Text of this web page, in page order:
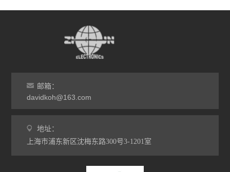
邮箱：
davidkoh@163.com
地址：
上海市浦东新区沈梅东路300号3-1201室